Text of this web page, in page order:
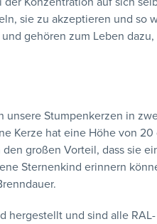
sie zu akzeptieren und so
gehören zum Leben
unsere Stumpenkerzen in
Kerze hat eine Höhe von
großen Vorteil, dass sie
Sternenkind erinnern
hergestellt und sind alle